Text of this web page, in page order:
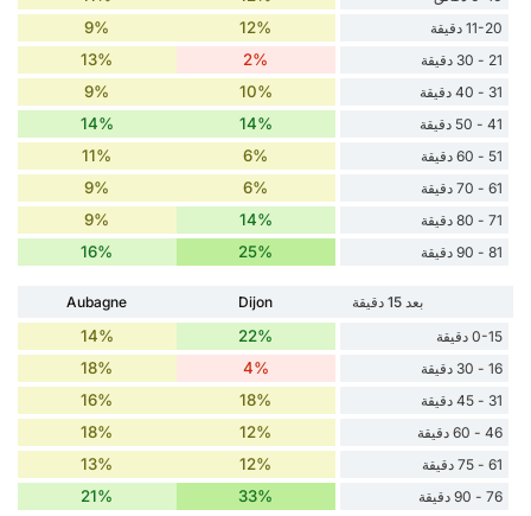
11-20 دقيقة 12%
9%
21 - 30 دقيقة 2%
13%
31 - 40 دقيقة 10%
9%
41 - 50 دقيقة 14%
14%
51 - 60 دقيقة 6%
11%
61 - 70 دقيقة 6%
9%
71 - 80 دقيقة 14%
9%
81 - 90 دقيقة 25%
16%
بعد 15 دقيقة Dijon
Aubagne
0-15 دقيقة
22%
14%
16 - 30 دقيقة 4%
18%
31 - 45 دقيقة 18%
16%
46 - 60 دقيقة 12%
18%
61 - 75 دقيقة 12%
13%
76 - 90 دقيقة 33%
21%